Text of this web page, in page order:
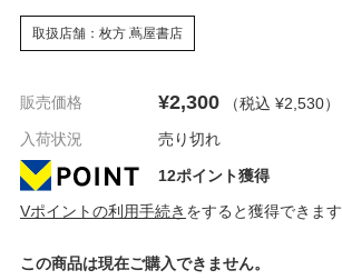
取扱店舗：枚方 蔦屋書店
販売価格 ¥2,300 （税込 ¥2,530）
入荷状況
売り切れ
12ポイント獲得
Vポイントの利用手続き をすると獲得できます
この商品は現在ご購入できません。